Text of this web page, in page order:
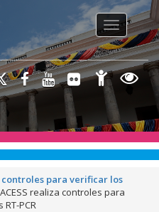
Toggle
controles para verificar los
ACESS realiza controles para
PCR